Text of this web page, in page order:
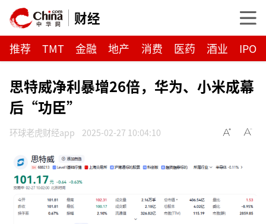
财经
推荐 TMT 金融 地产 消费 医药 酒业 IPO
思特威净利暴增26倍，华为、小米成幕
后“功臣”
环球老虎财经app 2025-02-27 10:04:10